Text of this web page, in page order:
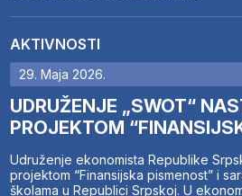
AKTIVNOSTI
29. Maja 2026.
UDRUŽENJE „SWOT“
PROJEKTOM
Udruženje ekonomista Republike
projektom “Finansijska pismenost” i
školama u Republici Srpskoj. U